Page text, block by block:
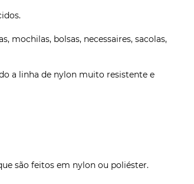
mochilas, bolsas, necessaires, sacolas,
a linha de nylon muito resistente e
são feitos em nylon ou poliéster.